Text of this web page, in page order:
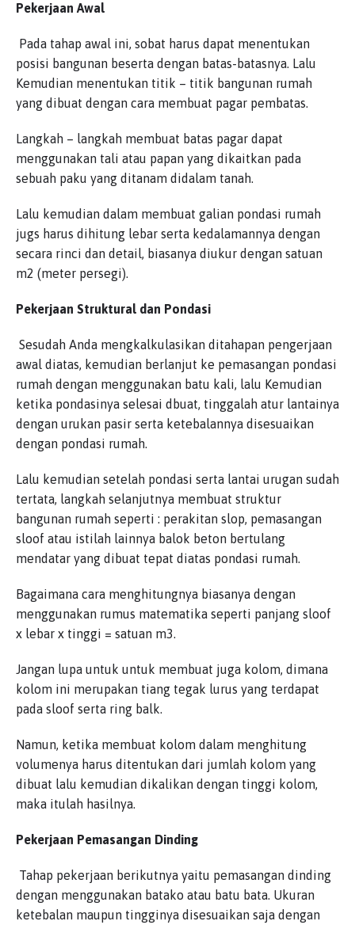
Pekerjaan Awal
Pada tahap awal ini, sobat harus dapat menentukan
posisi bangunan beserta dengan batas-batasnya. Lalu
Kemudian menentukan titik – titik bangunan rumah
yang dibuat dengan cara membuat pagar pembatas.
Langkah – langkah membuat batas pagar dapat
menggunakan tali atau papan yang dikaitkan pada
sebuah paku yang ditanam didalam tanah.
Lalu kemudian dalam membuat galian pondasi rumah
jugs harus dihitung lebar serta kedalamannya dengan
secara rinci dan detail, biasanya diukur dengan satuan
m2 (meter persegi).
Pekerjaan Struktural dan Pondasi
Sesudah Anda mengkalkulasikan ditahapan pengerjaan
awal diatas, kemudian berlanjut ke pemasangan pondasi
rumah dengan menggunakan batu kali, lalu Kemudian
ketika pondasinya selesai dbuat, tinggalah atur lantainya
dengan urukan pasir serta ketebalannya disesuaikan
dengan pondasi rumah.
Lalu kemudian setelah pondasi serta lantai urugan sudah
tertata, langkah selanjutnya membuat struktur
bangunan rumah seperti : perakitan slop, pemasangan
sloof atau istilah lainnya balok beton bertulang
mendatar yang dibuat tepat diatas pondasi rumah.
Bagaimana cara menghitungnya biasanya dengan
menggunakan rumus matematika seperti panjang sloof
x lebar x tinggi = satuan m3.
Jangan lupa untuk untuk membuat juga kolom, dimana
kolom ini merupakan tiang tegak lurus yang terdapat
pada sloof serta ring balk.
Namun, ketika membuat kolom dalam menghitung
volumenya harus ditentukan dari jumlah kolom yang
dibuat lalu kemudian dikalikan dengan tinggi kolom,
maka itulah hasilnya.
Pekerjaan Pemasangan Dinding
Tahap pekerjaan berikutnya yaitu pemasangan dinding
dengan menggunakan batako atau batu bata. Ukuran
ketebalan maupun tingginya disesuaikan saja dengan